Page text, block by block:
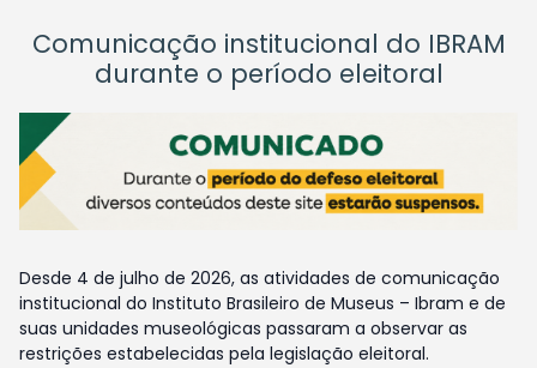
Comunicação institucional do IBRAM
durante o período eleitoral
Desde 4 de julho de 2026, as atividades de comunicação
institucional do Instituto Brasileiro de Museus – Ibram e de
suas unidades museológicas passaram a observar as
restrições estabelecidas pela legislação eleitoral.